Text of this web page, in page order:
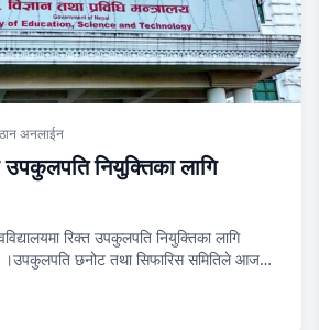
अनलाईन
उपकुलपति नियुक्तिका लागि
रिक्त उपकुलपति नियुक्तिका लागि
छनोट तथा सिफारिस समितिले आज
विश्वविद्यालय, पोखरा विश्वविद्यालय, लुम्बिनी